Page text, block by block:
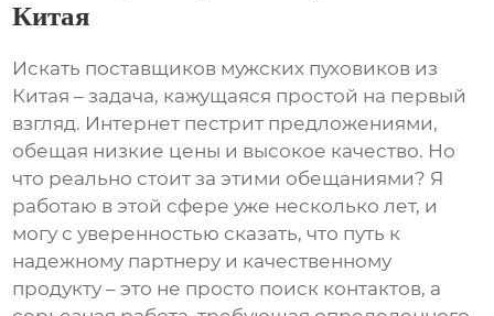
Китая
Искать поставщиков мужских пуховиков из
Китая – задача, кажущаяся простой на первый
взгляд. Интернет пестрит предложениями,
обещая низкие цены и высокое качество. Но
что реально стоит за этими обещаниями? Я
работаю в этой сфере уже несколько лет, и
могу с уверенностью сказать, что путь к
надежному партнеру и качественному
продукту – это не просто поиск контактов, а